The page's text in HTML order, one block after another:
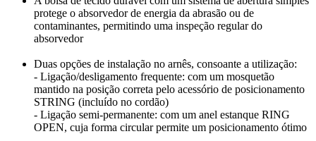
protege o absorvedor de energia da abrasão ou de
contaminantes, permitindo uma inspeção regular do
absorvedor
Duas opções de instalação no arnês, consoante a utilização:
- Ligação/desligamento frequente: com um mosquetão
mantido na posição correta pelo acessório de posicionamento
STRING (incluído no cordão)
- Ligação semi-permanente: com um anel estanque RING
OPEN, cuja forma circular permite um posicionamento ótimo